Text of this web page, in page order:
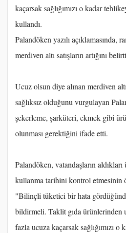
kaçarsak sağlığımızı o kadar
kullandı.
Palandöken yazılı açıklamasında,
merdiven altı satışların artığını
Ucuz olsun diye alınan merdiven
sağlıksız olduğunu vurgulayan
şekerleme, şarküteri, ekmek gibi
olunması gerektiğini ifade etti.
Palandöken, vatandaşların
kullanma tarihini kontrol etmesinin
"Bilinçli tüketici bir hata
bildirmeli. Taklit gıda ürünlerinden
fazla ucuza kaçarsak sağlığımızı o